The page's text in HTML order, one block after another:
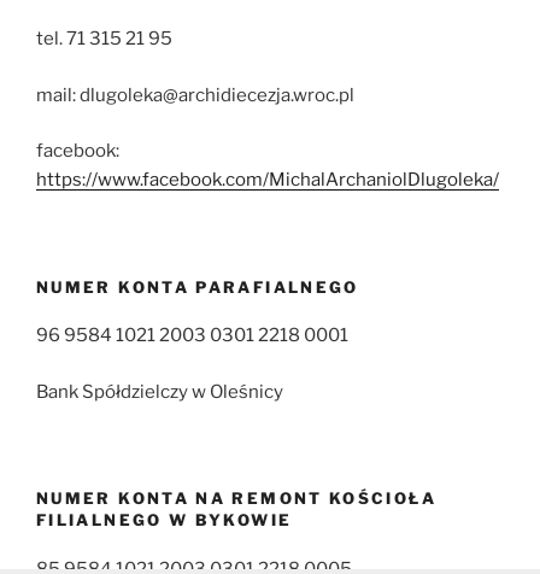
tel. 71 315 21 95
mail: dlugoleka@archidiecezja.wroc.pl
facebook:
https://www.facebook.com/MichalArchaniolDlugoleka/
NUMER KONTA PARAFIALNEGO
96 9584 1021 2003 0301 2218 0001
Bank Spółdzielczy w Oleśnicy
NUMER KONTA NA REMONT KOŚCIOŁA
FILIALNEGO W BYKOWIE
85 9584 1021 2003 0301 2218 0005